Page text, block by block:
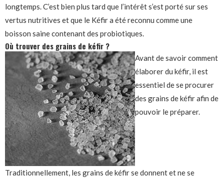
longtemps. C’est bien plus tard que l’intérêt s’est porté sur ses
vertus nutritives et que le Kéfir a été reconnu comme une
boisson saine contenant des probiotiques.
Où trouver des grains de kéfir ?
Avant de savoir comment
élaborer du kéfir, il est
essentiel de se procurer
des grains de kéfir afin de
pouvoir le préparer.
Traditionnellement, les grains de kéfir se donnent et ne se